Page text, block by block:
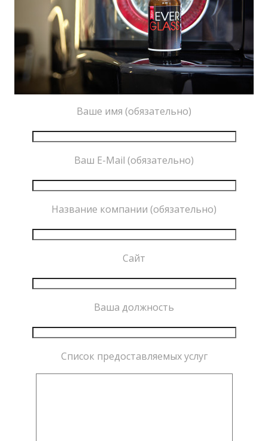
Ваше имя (обязательно)
Ваш E-Mail (обязательно)
Название компании (обязательно)
Сайт
Ваша должность
Список предоставляемых услуг